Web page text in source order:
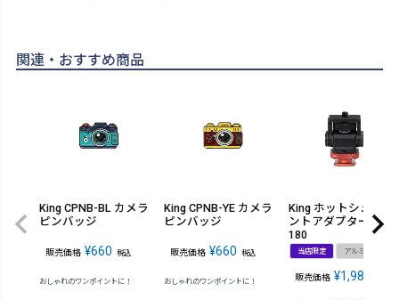
関連・おすすめ商品
King CPNB-BL カメラ
ピンバッジ
販売価格 ¥660 税込
おしゃれのワンポイントに！
King CPNB-YE カメラ
ピンバッジ
販売価格 ¥660 税込
おしゃれのワンポイントに！
King ホットシューマ
ントアダプター A-
180
当店限定 アルミ
販売価格 ¥1,980